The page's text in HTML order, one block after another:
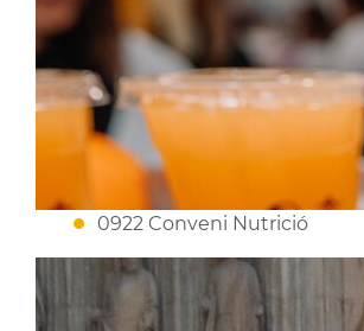
0922 Conveni Nutrició